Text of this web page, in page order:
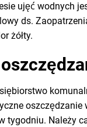
ujęć wodnych
ds.
żółty.
tygodniu. Należy